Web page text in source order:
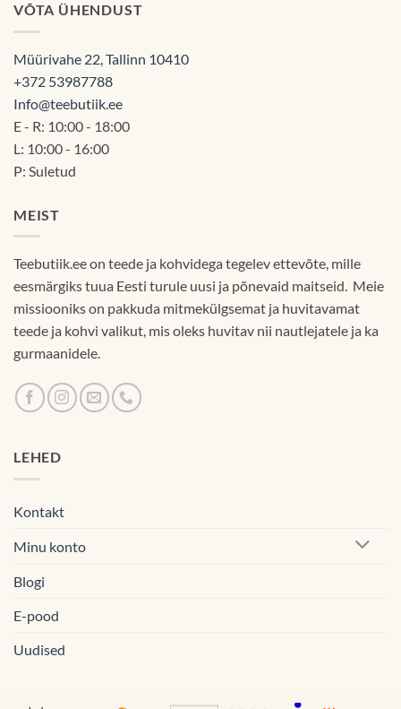
VÕTA ÜHENDUST
Müürivahe 22, Tallinn 10410
+372 53987788
Info@teebutiik.ee
E - R: 10:00 - 18:00
L: 10:00 - 16:00
P: Suletud
MEIST
Teebutiik.ee on teede ja kohvidega tegelev ettevõte, mille
eesmärgiks tuua Eesti turule uusi ja põnevaid maitseid. Meie
missiooniks on pakkuda mitmekülgsemat ja huvitavamat
teede ja kohvi valikut, mis oleks huvitav nii nautlejatele ja ka
gurmaanidele.
LEHED
Kontakt
Minu konto
Blogi
E-pood
Uudised